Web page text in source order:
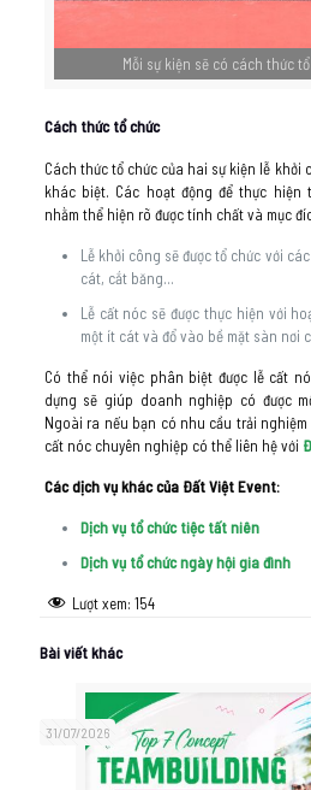
Mỗi sự kiện sẽ có cách thức
Cách thức tổ chức
Cách thức tổ chức của hai sự kiện lễ khởi
khác biệt. Các hoạt động để thực
nhằm thể hiện rõ được tính chất và mục
Lễ khởi công sẽ được tổ chức với
cát, cắt băng…
Lễ cất nóc sẽ được thực hiện với
một ít cát và đổ vào bề mặt sàn nơi
Có thể nói việc phân biệt được lễ cất
dựng sẽ giúp doanh nghiệp có được
Ngoài ra nếu bạn có nhu cầu trải
cất nóc chuyên nghiệp có thể liên hệ với
Các dịch vụ khác của Đất Việt Event:
Dịch vụ tổ chức tiệc tất niên
Dịch vụ tổ chức ngày hội gia đình
Lượt xem: 154
Bài viết khác
31/07/2026